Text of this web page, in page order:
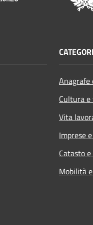
Cultura
Vita
Imprese
Catasto
Mobilità